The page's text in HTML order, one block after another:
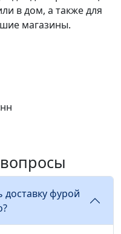
в дом, а также для
магазины.
доставку фурой